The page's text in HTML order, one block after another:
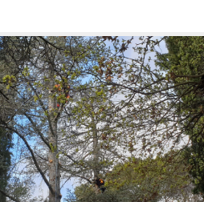
Le
travaillé
et
notre
prêt